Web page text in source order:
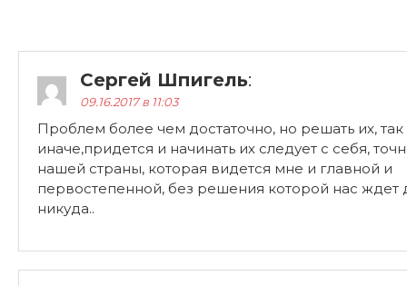
Сергей Шпигель:
09.16.2017 в 11:03
Проблем более чем достаточно, но решать их, так
иначе,придется и начинать их следует с себя,
нашей страны, которая видется мне и главной и
первостепенной, без решения которой нас ждет
никуда..